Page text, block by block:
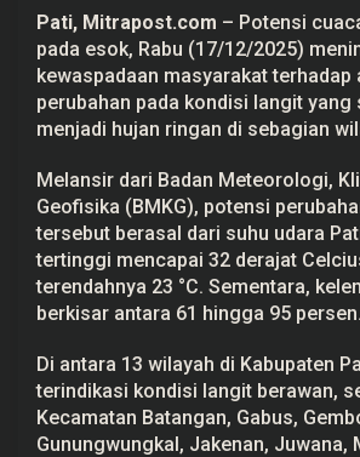
n
P
a
t
i
E
s
o
H
a
r
i
M
a
y
r
a
k
a
t
D
Pati, Mitrapost.com – Potensi
pada esok, Rabu (17/12/2025)
kewaspadaan masyarakat terhadap
perubahan pada kondisi langit yang
menjadi hujan ringan di sebagian
Melansir dari Badan Meteorologi,
Geofisika (BMKG), potensi
tersebut berasal dari suhu udara
tertinggi mencapai 32 derajat
terendahnya 23 °C. Sementara,
berkisar antara 61 hingga 95 persen.
Di antara 13 wilayah di Kabupaten
terindikasi kondisi langit berawan,
Kecamatan Batangan, Gabus,
Gunungwungkal, Jakenan, Juwana,